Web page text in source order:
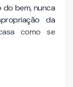
bem, nunca
da
como se